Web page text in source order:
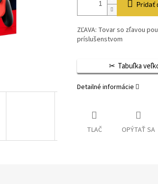
Pridať
ZĽAVA: Tovar so zľavou
príslušenstvom
Tabuľka
Detailné informácie
TLAČ OPÝTAŤ SA